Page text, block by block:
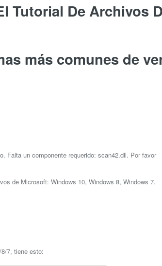
Tutorial De Archivos
más comunes de
Falta un componente requerido: scan42.dll. Por favor
de Microsoft: Windows 10, Windows 8, Windows 7.
7, tiene esto: